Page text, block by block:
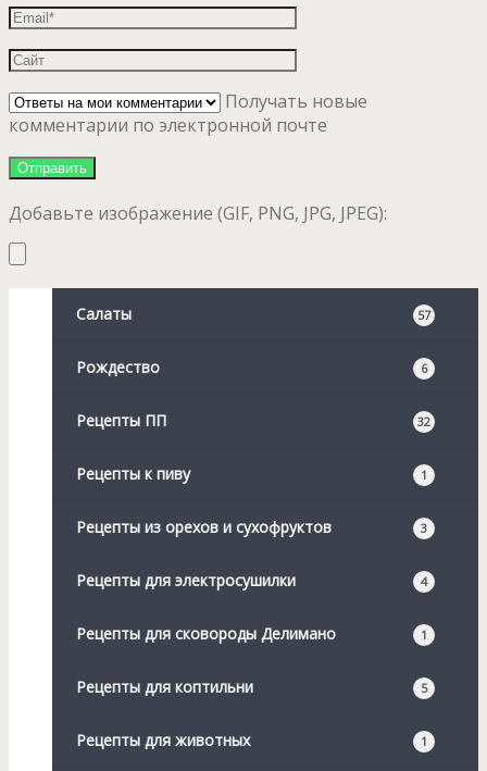
Получать новые
комментарии по электронной почте
Добавьте изображение (GIF, PNG, JPG, JPEG):
Салаты 57
Рождество 6
Рецепты ПП 32
Рецепты к пиву 1
Рецепты из орехов и сухофруктов 3
Рецепты для электросушилки 4
Рецепты для сковороды Делимано 1
Рецепты для коптильни 5
Рецепты для животных 1